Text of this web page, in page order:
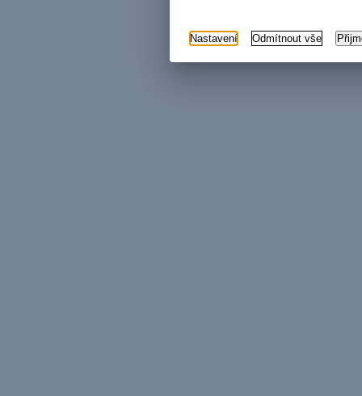
Nastavení Odmítnout vše